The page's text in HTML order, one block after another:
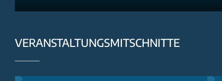
VERANSTALTUNGSMITSCHNITTE